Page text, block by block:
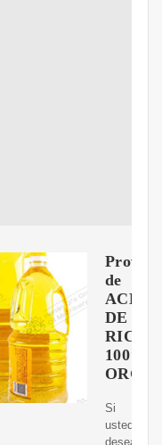
de
DE
100%
Si
usted
desea